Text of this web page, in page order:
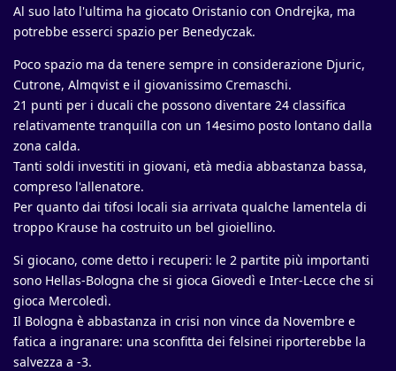
Al suo lato l'ultima ha giocato Oristanio con Ondrejka, ma
potrebbe esserci spazio per Benedyczak.
Poco spazio ma da tenere sempre in considerazione Djuric,
Cutrone, Almqvist e il giovanissimo Cremaschi.
21 punti per i ducali che possono diventare 24 classifica
relativamente tranquilla con un 14esimo posto lontano dalla
zona calda.
Tanti soldi investiti in giovani, età media abbastanza bassa,
compreso l'allenatore.
Per quanto dai tifosi locali sia arrivata qualche lamentela di
troppo Krause ha costruito un bel gioiellino.
Si giocano, come detto i recuperi: le 2 partite più importanti
sono Hellas-Bologna che si gioca Giovedì e Inter-Lecce che si
gioca Mercoledì.
Il Bologna è abbastanza in crisi non vince da Novembre e
fatica a ingranare: una sconfitta dei felsinei riporterebbe la
salvezza a -3.